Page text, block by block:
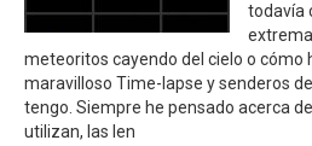
todavía
meteoritos cayendo del cielo o cómo
maravilloso Time-lapse y senderos
tengo. Siempre he pensado acerca
utilizan, las len